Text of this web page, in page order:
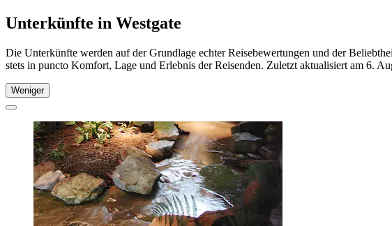
Unterkünfte in Westgate
Die Unterkünfte werden auf der Grundlage echter Reisebewertungen und der
stets in puncto Komfort, Lage und Erlebnis der Reisenden. Zuletzt aktualisiert am 6.
Weniger